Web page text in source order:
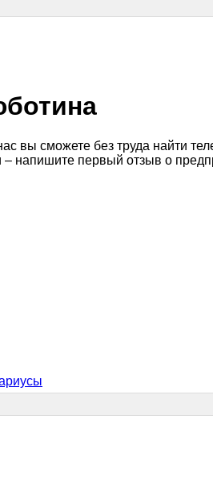
вы сможете без труда найти
напишите первый отзыв о